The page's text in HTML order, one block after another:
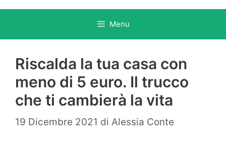
Menu
Riscalda la tua casa con
meno di 5 euro. Il trucco
che ti cambierà la vita
19 Dicembre 2021 di Alessia Conte